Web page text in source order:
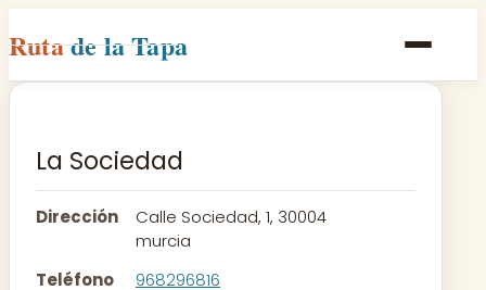
Rutade la Tapa
Inicio
Rutas
La Sociedad
Dirección
Calle Sociedad, 1, 30004
murcia
Teléfono
968296816